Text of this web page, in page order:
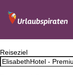
Reiseziel